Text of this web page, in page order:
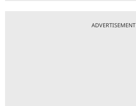
ADVERTISEMENT